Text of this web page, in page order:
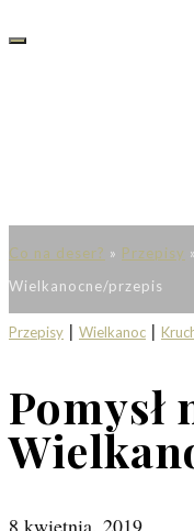
Co na deser? » Przepisy »
Wielkanocne/przepis
Przepisy | Wielkanoc |
Pomysł